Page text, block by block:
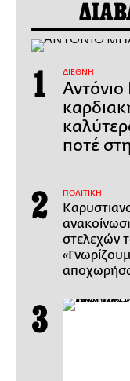
ΔΙΕΘΝΗ
ποτέ
ΠΟΛΙΤΙΚΗ
στελεχών